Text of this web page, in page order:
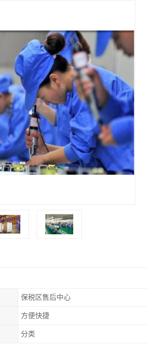
保税区售后中心
方便快捷
分类